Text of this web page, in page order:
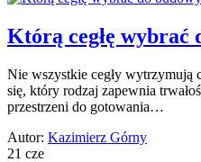
Którą cegłę wybrać
Nie wszystkie cegły wytrzymują
się, który rodzaj zapewnia
przestrzeni do gotowania…
Autor: Kazimierz Górny
21 cze